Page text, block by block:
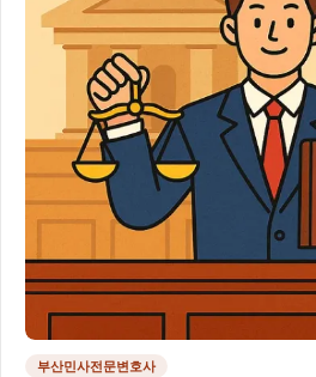
부산민사전문변호사